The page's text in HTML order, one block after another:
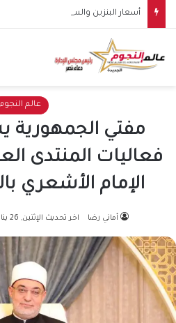
عالم النجوم
مفتي الجمهورية
فعاليات المنتدى
الإمام الأشعري
أماني رضا اخر تحديث الإثنين, 26 يناير 2026, 7:20 مساءً